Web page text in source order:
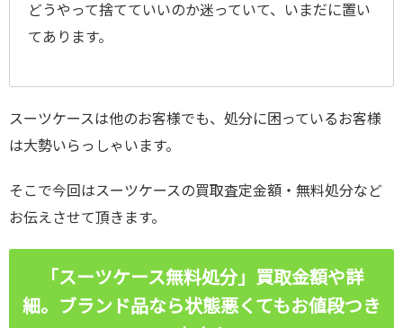
どうやって捨てていいのか迷っていて、いまだに置い
てあります。
スーツケースは他のお客様でも、処分に困っているお客様
は大勢いらっしゃいます。
そこで今回はスーツケースの買取査定金額・無料処分など
お伝えさせて頂きます。
「スーツケース無料処分」買取金額や詳
細。ブランド品なら状態悪くてもお値段つき